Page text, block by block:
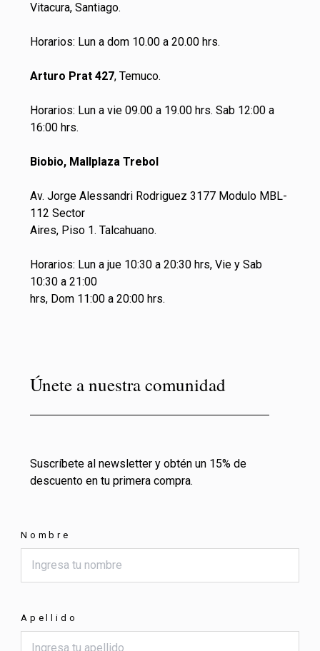
Vitacura, Santiago.
Horarios: Lun a dom 10.00 a 20.00 hrs.
Arturo Prat 427, Temuco.
Horarios: Lun a vie 09.00 a 19.00 hrs. Sab 12:00 a
16:00 hrs.
Biobio, Mallplaza Trebol
Av. Jorge Alessandri Rodriguez 3177 Modulo MBL-
112 Sector
Aires, Piso 1. Talcahuano.
Horarios: Lun a jue 10:30 a 20:30 hrs, Vie y Sab
10:30 a 21:00
hrs, Dom 11:00 a 20:00 hrs.
Únete a nuestra comunidad
Suscríbete al newsletter y obtén un 15% de
descuento en tu primera compra.
Nombre
Apellido